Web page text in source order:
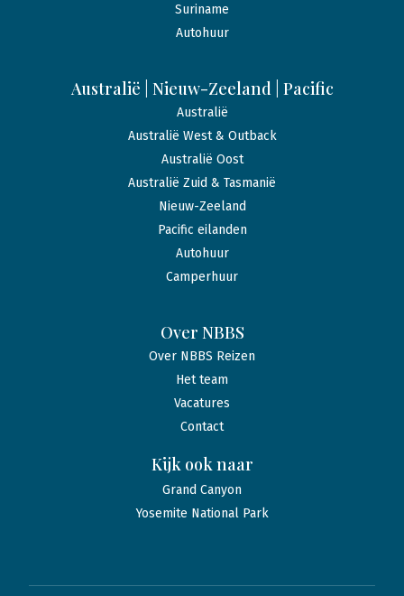
Suriname
Autohuur
Australië | Nieuw-Zeeland | Pacific
Australië
Australië West & Outback
Australië Oost
Australië Zuid & Tasmanië
Nieuw-Zeeland
Pacific eilanden
Autohuur
Camperhuur
Over NBBS
Over NBBS Reizen
Het team
Vacatures
Contact
Kijk ook naar
Grand Canyon
Yosemite National Park